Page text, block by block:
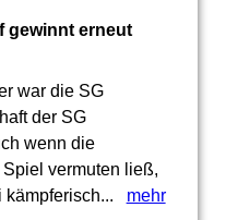
gewinnt erneut
war die SG
der SG
wenn die
vermuten ließ,
kämpferisch... mehr